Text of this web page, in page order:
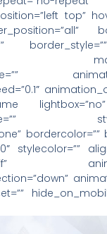
top”
bordercolor=””
stylecolor=””